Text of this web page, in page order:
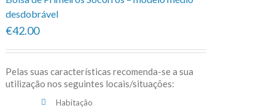
desdobrável
€42.00
Pelas suas características recomenda-se a sua
utilização nos seguintes locais/situações:
Habitação